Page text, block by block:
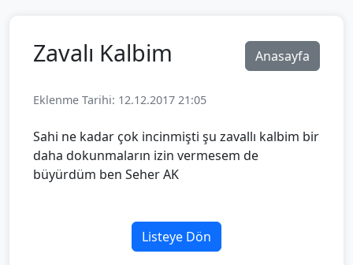
Zavalı Kalbim Anasayfa
Eklenme Tarihi: 12.12.2017 21:05
Sahi ne kadar çok incinmişti şu zavallı kalbim bir
daha dokunmaların izin vermesem de
büyürdüm ben Seher AK
Listeye Dön